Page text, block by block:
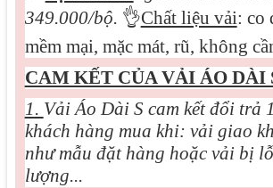
349.000/bộ. 👌Chất liệu vải: co
mềm mại, mặc mát, rũ, không
CAM KẾT CỦA VẢI ÁO DÀI
1. Vải Áo Dài S cam kết đổi trả
khách hàng mua khi: vải giao
như mẫu đặt hàng hoặc vải bị
lượng...